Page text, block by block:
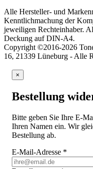
Alle Hersteller- und
Kenntlichmachung der
jeweiligen Rechteinhaber.
Deckung auf DIN-A4.
Copyright ©2016-2026
16, 21339 Lüneburg - Alle
×
Bestellung
Bitte geben Sie Ihre E-
Ihren Namen ein. Wir
Bestellung ab.
E-Mail-Adresse *